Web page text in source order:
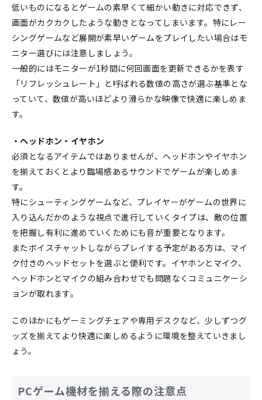
低いものになるとゲームの素早くて細かい動きに対応できず、
画面がカクカクしたような動きとなってしまいます。特にレー
シングゲームなど展開が素早いゲームをプレイしたい場合はモ
ニター選びには注意しましょう。
一般的にはモニターが1秒間に何回画面を更新できるかを表す
「リフレッシュレート」と呼ばれる数値の高さが選ぶ基準とな
っていて、数値が高いほどより滑らかな映像で快適に楽しめま
す。
・ヘッドホン・イヤホン
必須となるアイテムではありませんが、ヘッドホンやイヤホン
を揃えておくとより臨場感あるサウンドでゲームが楽しめま
す。
特にシューティングゲームなど、プレイヤーがゲームの世界に
入り込んだかのような視点で進行していくタイプは、敵の位置
を把握し有利に進めていくためにも音が重要となります。
またボイスチャットしながらプレイする予定がある方は、マイ
ク付きのヘッドセットを選ぶと便利です。イヤホンとマイク、
ヘッドホンとマイクの組み合わせでも問題なくコミュニケーシ
ョンが取れます。
このほかにもゲーミングチェアや専用デスクなど、少しずつグ
ッズを揃えてより快適に楽しめるように環境を整えていきまし
ょう。
PCゲーム機材を揃える際の注意点